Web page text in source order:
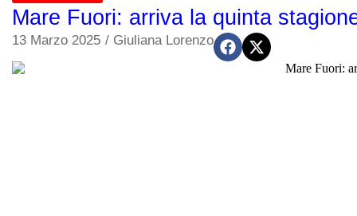
Mare Fuori: arriva la quinta
13 Marzo 2025 / Giuliana Lorenzo